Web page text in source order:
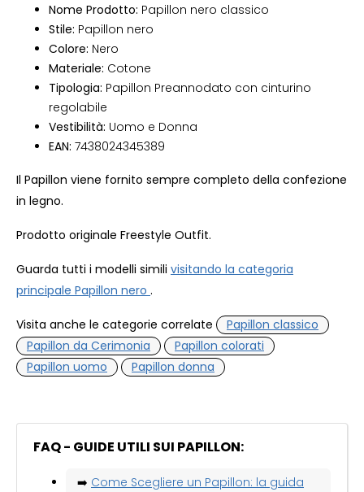
Nome Prodotto: Papillon nero classico
Stile: Papillon nero
Colore: Nero
Materiale: Cotone
Tipologia: Papillon Preannodato con cinturino
regolabile
Vestibilità: Uomo e Donna
EAN: 7438024345389
Il Papillon viene fornito sempre completo della confezione
in legno.
Prodotto originale Freestyle Outfit.
Guarda tutti i modelli simili visitando la categoria
principale Papillon nero .
Visita anche le categorie correlate
Papillon classico
Papillon da Cerimonia
Papillon colorati
Papillon uomo
Papillon donna
FAQ - GUIDE UTILI SUI PAPILLON:
➡️ Come Scegliere un Papillon: la guida